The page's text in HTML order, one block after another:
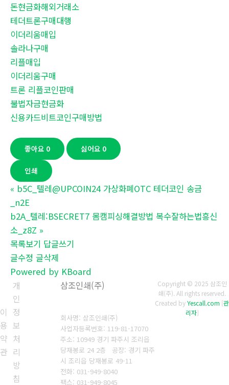
돈현금화해외거래소
테더트론구매대행
이더리움매입
솔라나구매
리플매입
이더리움구매
트론 리플코인판매
불법자금현금화
신용카드비트코인구매방법
좋아요 0 싫어요 0
인쇄
« b5C_텔레@UPCOIN24 가상화폐OTC 테더코인 송금
_n2E
b2A_텔레:BSECRET7 몸캠피싱해결방법 복수잘하는법흥신
소_z8Z »
목록보기 답글쓰기
글수정 글삭제
Powered by KBoard
이
용
약
관
개
인
정
보
처
리
방
침
삼조인쇄(주)
회사명: 삼조인쇄(주)
사업자등록번호: 119-81-17070
주소: 10949 경기 파주시 조리읍
당재봉로 24 2층 공장: 경기 파주
시 조리읍 당재봉로 49-11
전화: 031-949-8040
팩스: 031-949-8045
Copyright © 2025 삼조인
쇄(주). All rights reserved.
Created byYescall.com [관
리자]